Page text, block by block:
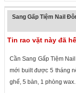
Sang Gấp Tiệm Nail
Tin rao vặt này đã
Cần Sang Gấp Tiệm
mới built được 5 tháng
ghế, 5 bàn, 1 phòng